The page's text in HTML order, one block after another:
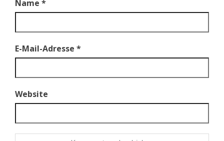
Name *
E-Mail-Adresse *
Website